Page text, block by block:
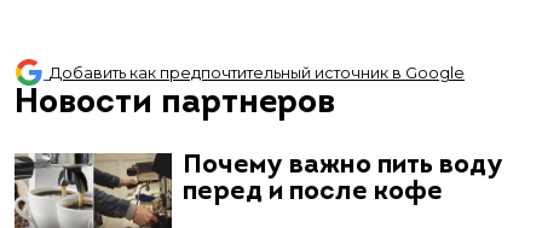
Добавить как предпочтительный источник в Google
Новости партнеров
Почему важно пить воду
перед и после кофе